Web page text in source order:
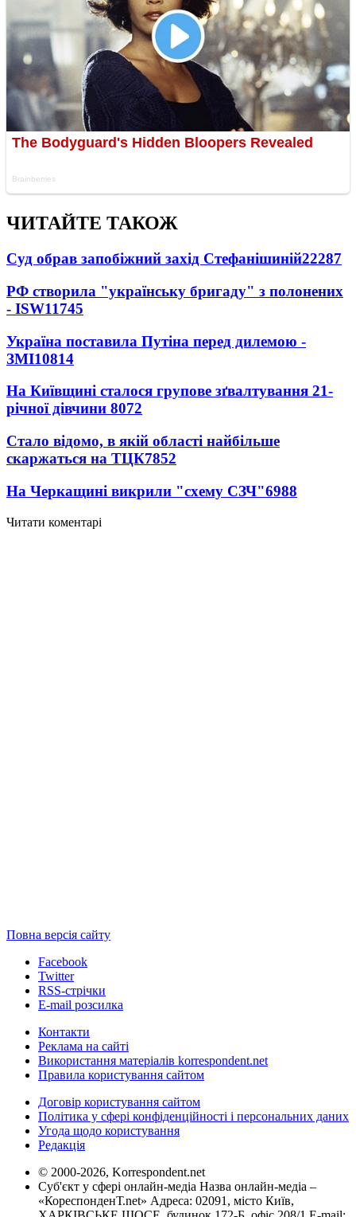
ЧИТАЙТЕ ТАКОЖ
Суд обрав запобіжний захід Стефанішиній22287
РФ створила "українську бригаду" з полонених
- ISW11745
Україна поставила Путіна перед дилемою -
ЗМІ10814
На Київщині сталося групове зґвалтування 21-
річної дівчини 8072
Стало відомо, в якій області найбільше
скаржаться на ТЦК7852
На Черкащині викрили "схему СЗЧ"6988
Читати коментарі
Повна версія сайту
Facebook
Twitter
RSS-стрічки
E-mail розсилка
Контакти
Реклама на сайті
Використання матеріалів korrespondent.net
Правила користування сайтом
Договір користування сайтом
Політика у сфері конфіденційності і персональних даних
Угода щодо користування
Редакція
© 2000-2026, Korrespondent.net
Суб'єкт у сфері онлайн-медіа Назва онлайн-медіа –
«КореспонденТ.net» Адреса: 02091, місто Київ,